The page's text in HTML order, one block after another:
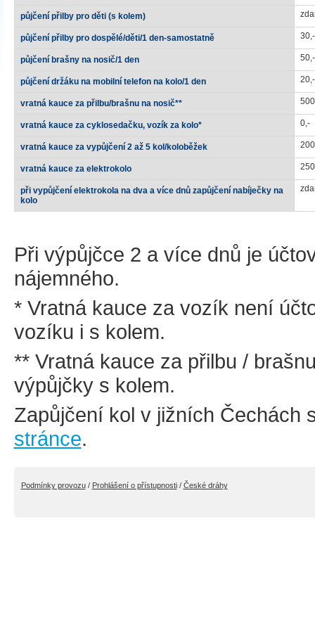
půjčení přilby pro děti (s kolem)
půjčení přilby pro dospělé/děti/1 den-samostatně 30,-
půjčení brašny na nosič/1 den 50,-
půjčení držáku na mobilní telefon na kolo/1 den 20,-
vratná kauce za přilbu/brašnu na nosič**
vratná kauce za cyklosedačku, vozík za kolo* 0,-
vratná kauce za vypůjčení 2 až 5 kol/koloběžek
vratná kauce za elektrokolo
při vypůjčení elektrokola na dva a více dnů zapůjčení nabíječky na
kolo
Při výpůjčce 2 a více dnů je
nájemného.
* Vratná kauce za vozík není
vozíku i s kolem.
** Vratná kauce za přilbu /
výpůjčky s kolem.
Zapůjčení kol v jižních Čechách
stránce.
Podmínky provozu/ Prohlášení o přístupnosti/ České dráhy